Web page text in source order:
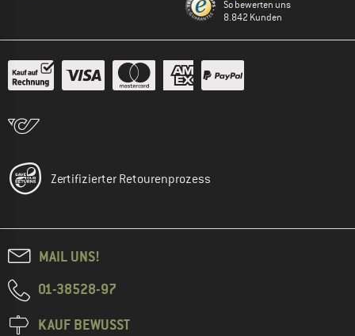
So bewerten uns
8.842 Kunden
Zertifizierter Retourenprozess
MAIL UNS!
01-38528-97
KAUF BEWUSST